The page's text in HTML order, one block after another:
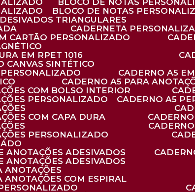
BLOCO DE NOTAS
BLOCO DE NOTAS
TRIANGULARES
CADERNETA
CARTÃO PERSONALIZADO
EM RPET 1016
CANVAS SINTÉTICO
PERSONALIZADO
CADERNO A5
CADERNO A5 PARA
COM BOLSO INTERIOR
PERSONALIZADO
CADERNO A5
COM CAPA DURA
PERSONALIZADO
ANOTAÇÕES ADESIVADOS
ANOTAÇÕES ADESIVADOS
ANOTAÇÕES
ANOTAÇÕES COM ESPIRAL